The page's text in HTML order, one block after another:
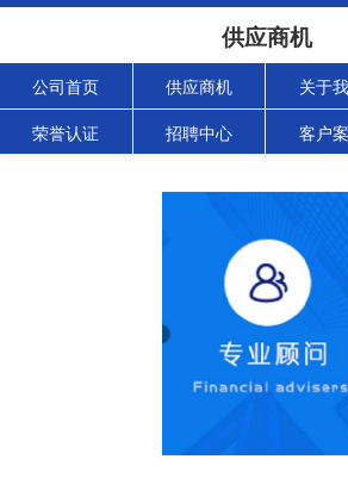
供应商机
公司首页 供应商机 关于
荣誉认证 招聘中心 客户